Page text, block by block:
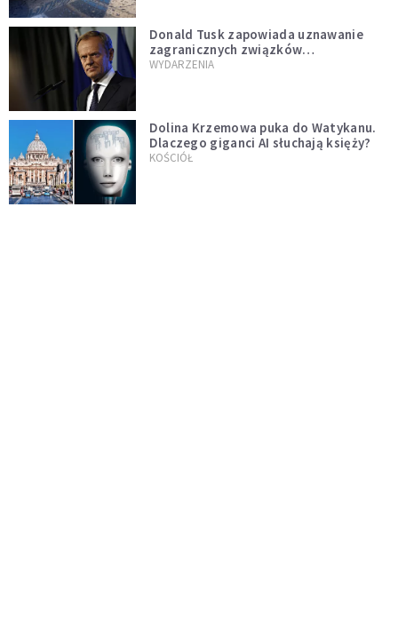
Donald Tusk zapowiada uznawanie
zagranicznych związków
jednopłciowych. "Państwo oblało ten
WYDARZENIA
Dolina Krzemowa puka do Watykanu.
Dlaczego giganci AI słuchają księży?
KOŚCIÓŁ